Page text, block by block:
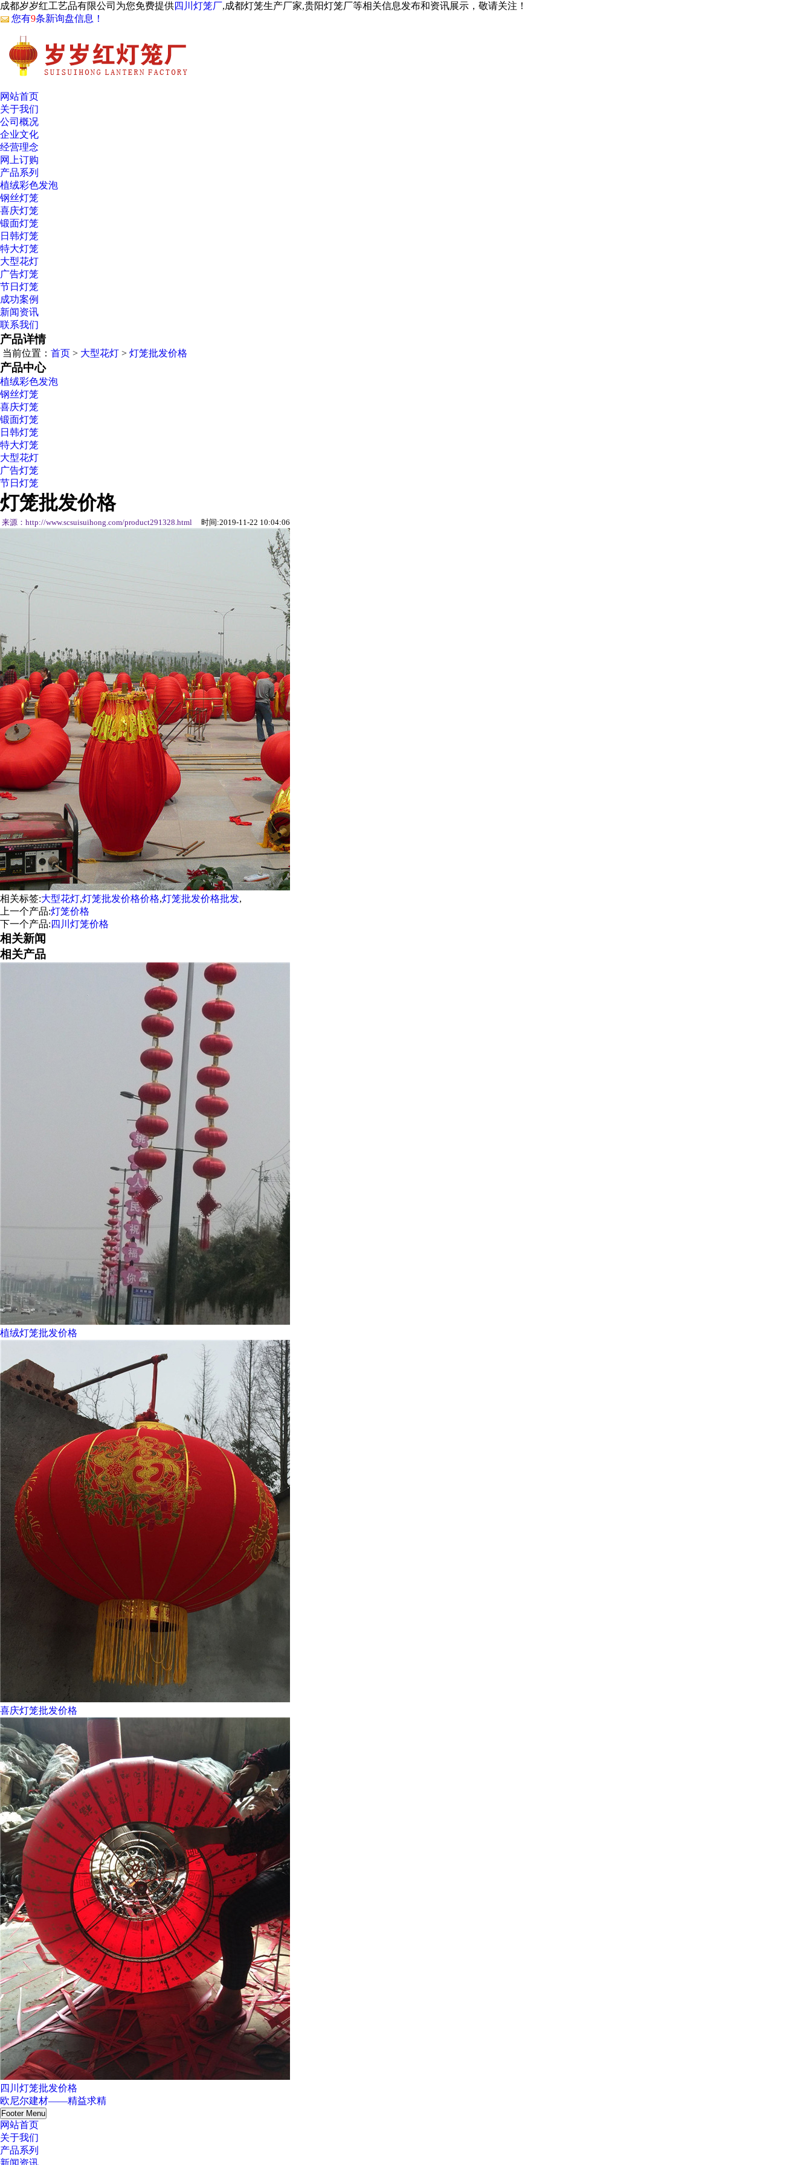
成都岁岁红工艺品有限公司为您免费提供四川灯笼厂,成都灯笼生产厂家,贵阳灯笼厂等相关信息发布和资讯展示，敬请关注！
您有9条新询盘信息！
网站首页
关于我们
公司概况
企业文化
经营理念
网上订购
产品系列
植绒彩色发泡
钢丝灯笼
喜庆灯笼
锻面灯笼
日韩灯笼
特大灯笼
大型花灯
广告灯笼
节日灯笼
成功案例
新闻资讯
联系我们
产品详情
当前位置： 首页 > 大型花灯 > 灯笼批发价格
产品中心
植绒彩色发泡
钢丝灯笼
喜庆灯笼
锻面灯笼
日韩灯笼
特大灯笼
大型花灯
广告灯笼
节日灯笼
灯笼批发价格
来源：http://www.scsuisuihong.com/product291328.html 时间:2019-11-22 10:04:06
相关标签:大型花灯,灯笼批发价格价格,灯笼批发价格批发,
上一个产品:灯笼价格
下一个产品: 四川灯笼价格
相关新闻
相关产品
植绒灯笼批发价格
喜庆灯笼批发价格
四川灯笼批发价格
欧尼尔建材——精益求精
Footer Menu
网站首页
关于我们
产品系列
新闻资讯